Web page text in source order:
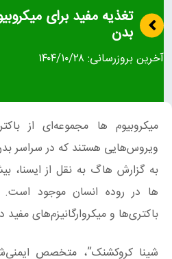
تغذیه مفید برای
بدن
آخرین بروزرسانی:۱۴۰۴/۱۰/۲۸
میکروبیوم ها مجموعه‌ای از
ویروس‌هایی هستند که در سراسر
به گزارش هاگ به نقل از ایسنا،
ها در روده انسان موجود
باکتری‌ها و میکروارگانیزم‌های مفید
شینا کروکشنک”، متخصص